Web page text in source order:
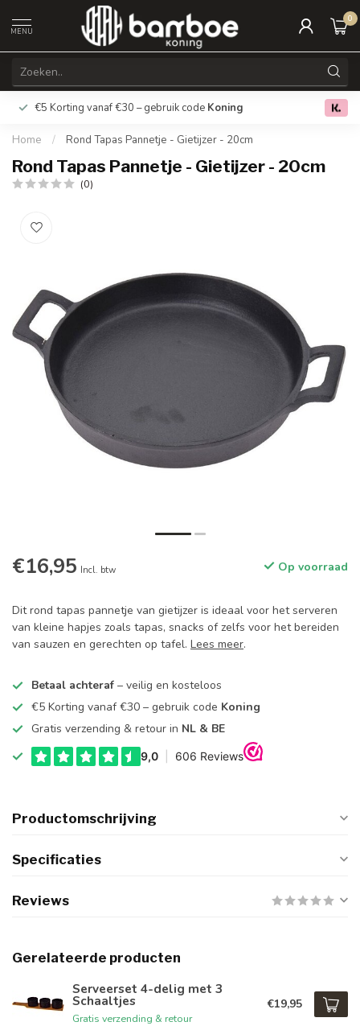
MENU
0
€5 Korting vanaf €30 – gebruik code Koning Gratis
Home / Rond Tapas Pannetje - Gietijzer - 20cm
Rond Tapas Pannetje - Gietijzer - 20cm
(0)
€16,95 Incl. btw Op voorraad
Dit rond tapas pannetje van gietijzer is ideaal voor het serveren
van kleine hapjes zoals tapas, snacks of zelfs voor het bereiden
van sauzen en gerechten op tafel. Lees meer.
Betaal achteraf – veilig en kosteloos
€5 Korting vanaf €30 – gebruik code Koning
Gratis verzending & retour in NL & BE
Productomschrijving
Specificaties
Reviews
Gerelateerde producten
Serveerset 4-delig met 3
Schaaltjes
Gratis verzending & retour
€19,95